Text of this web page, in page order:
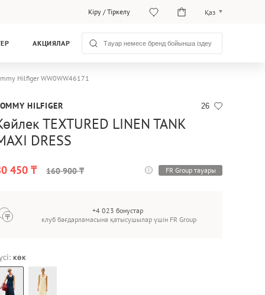
Кіру /Тіркелу Қаз
Қаз
АКЦИЯЛАР
Hilfiger WW0WW46171
26
HILFIGER
TEXTURED LINEN TANK
DRESS
450 ₸ 160 900 ₸ FR Group тауары
+4 023 бонустар
клуб бағдарламасына қатысушылар үшін FR Group
көк